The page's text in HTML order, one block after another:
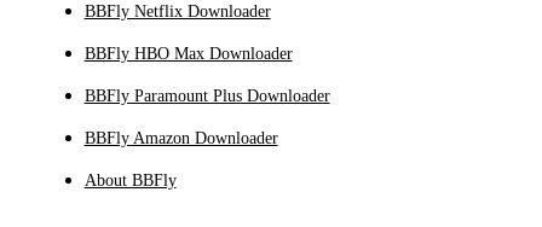
BBFly Netflix Downloader
BBFly HBO Max Downloader
BBFly Paramount Plus Downloader
BBFly Amazon Downloader
About BBFly